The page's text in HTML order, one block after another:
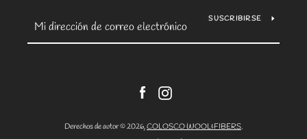
SUSCRIBIRSE
FacebookInstagram
Derechos de autor © 2026,COLOSCO WOOL&FIBERS.